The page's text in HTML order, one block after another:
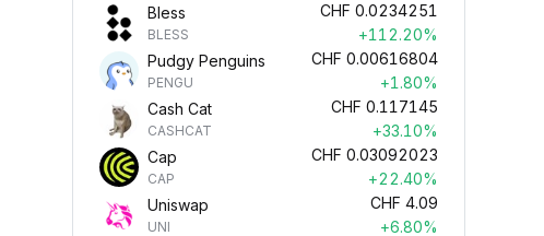
Bless
BLESS
CHF 0.0234251
+112.20%
Pudgy Penguins
PENGU
CHF 0.00616804
+1.80%
Cash Cat
CASHCAT
CHF 0.117145
+33.10%
Cap
CAP
CHF 0.03092023
+22.40%
Uniswap
UNI
CHF 4.09
+6.80%